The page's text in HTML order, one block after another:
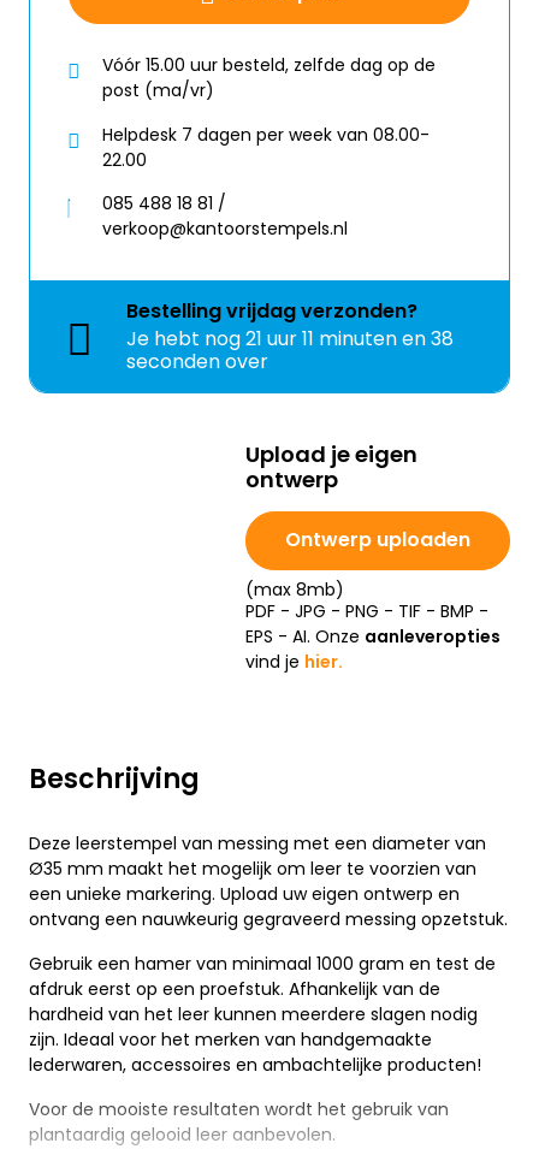
Beschrijving
Deze leerstempel van messing met een diameter van
Ø35 mm maakt het mogelijk om leer te voorzien van
een unieke markering. Upload uw eigen ontwerp en
ontvang een nauwkeurig gegraveerd messing opzetstuk.
Gebruik een hamer van minimaal 1000 gram en test de
afdruk eerst op een proefstuk. Afhankelijk van de
hardheid van het leer kunnen meerdere slagen nodig
zijn. Ideaal voor het merken van handgemaakte
lederwaren, accessoires en ambachtelijke producten!
Voor de mooiste resultaten wordt het gebruik van
plantaardig gelooid leer aanbevolen.
Vóór 15.00 uur besteld, zelfde dag op de
post (ma/vr)
Helpdesk 7 dagen per week van 08.00-
22.00
085 488 18 81 /
verkoop@kantoorstempels.nl
Bestellingvrijdagverzonden?
Je hebt nog21 uur 11 minuten en 38
seconden over
Upload je eigen
ontwerp
Ontwerp uploaden
(max 8mb)
PDF - JPG - PNG - TIF - BMP -
EPS - AI. Onze aanleveropties
vind je hier.